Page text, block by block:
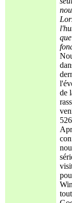
de
526